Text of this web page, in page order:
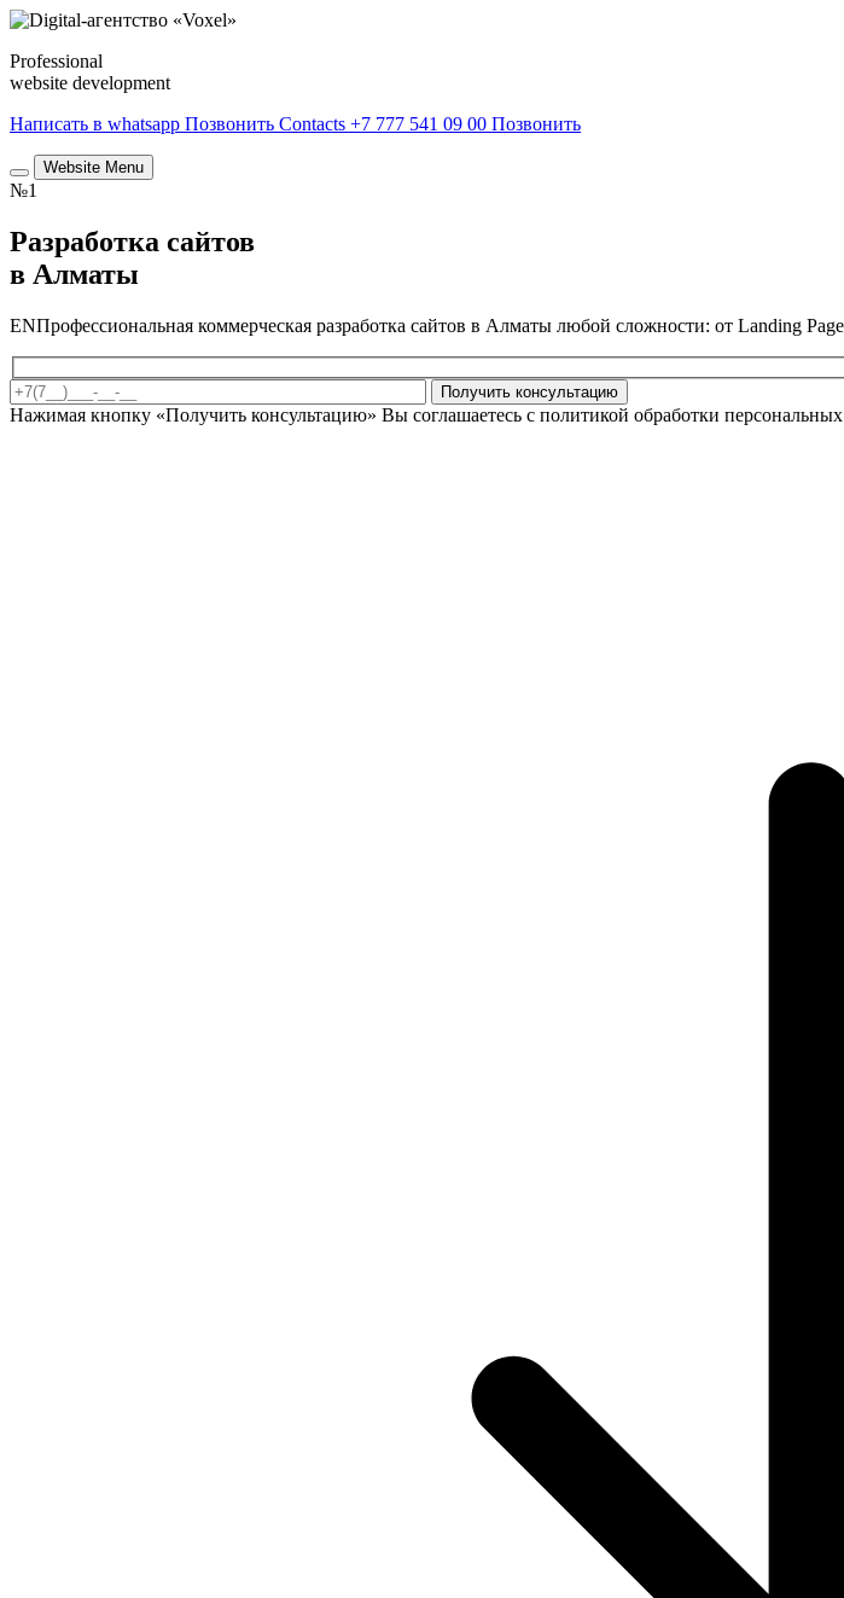
Professional
website development
Написать в whatsapp Позвонить Contacts +7 777 541 09 00 Позвонить
Website Menu
№1
Разработка сайтов
в Алматы
ENПрофессиональная коммерческая разработка сайтов в Алматы любой сложности: от Landing
Получить консультацию
Нажимая кнопку «Получить консультацию» Вы соглашаетесь с политикой обработки